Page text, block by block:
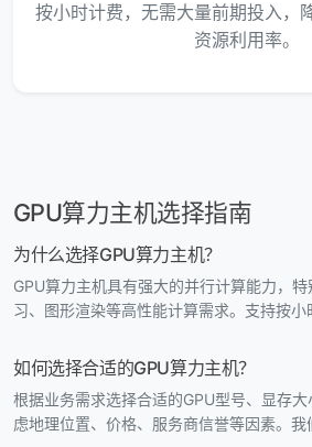
按小时计费，无需大量前期投入，
资源利用率。
GPU算力主机选择指南
为什么选择GPU算力主机？
GPU算力主机具有强大的并行计算能力，
习、图形渲染等高性能计算需求。支持按小
如何选择合适的GPU算力主机？
根据业务需求选择合适的GPU型号、显存
虑地理位置、价格、服务商信誉等因素。我